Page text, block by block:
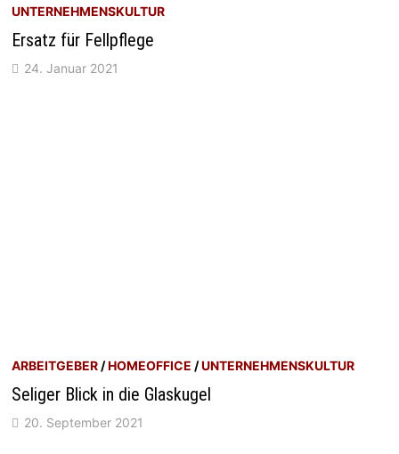
UNTERNEHMENSKULTUR
Ersatz für Fellpflege
24. Januar 2021
ARBEITGEBER /HOMEOFFICE /UNTERNEHMENSKULTUR
Seliger Blick in die Glaskugel
20. September 2021